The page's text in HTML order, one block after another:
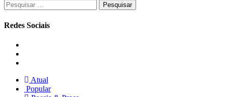
Pesquisar
por:
Redes Sociais
Atual
Popular